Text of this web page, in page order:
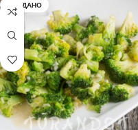
ПРОДАНО